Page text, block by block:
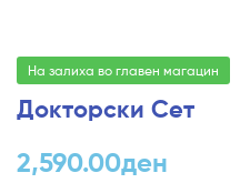
На залиха во главен магацин
Докторски Сет
2,590.00ден